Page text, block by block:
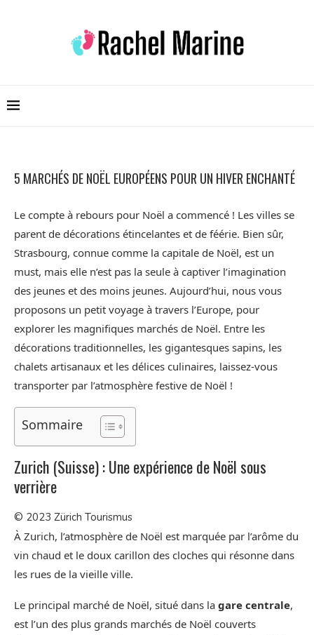
5 MARCHÉS DE NOËL EUROPÉENS POUR UN HIVER ENCHANTÉ
Le compte à rebours pour Noël a commencé ! Les villes se
parent de décorations étincelantes et de féérie. Bien sûr,
Strasbourg, connue comme la capitale de Noël, est un
must, mais elle n’est pas la seule à captiver l’imagination
des jeunes et des moins jeunes. Aujourd’hui, nous vous
proposons un petit voyage à travers l’Europe, pour
explorer les magnifiques marchés de Noël. Entre les
décorations traditionnelles, les gigantesques sapins, les
chalets artisanaux et les délices culinaires, laissez-vous
transporter par l’atmosphère festive de Noël !
Sommaire
Zurich (Suisse) : Une expérience de Noël sous
verrière
© 2023 Zürich Tourismus
À Zurich, l’atmosphère de Noël est marquée par l’arôme du
vin chaud et le doux carillon des cloches qui résonne dans
les rues de la vieille ville.
Le principal marché de Noël, situé dans la gare centrale,
est l’un des plus grands marchés de Noël couverts